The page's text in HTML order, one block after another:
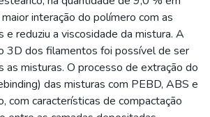
interação do polímero com as
e reduziu a viscosidade da mistura. A
3D dos filamentos foi possível de ser
as misturas. O processo de extração do
das misturas com PEBD, ABS e
com características de compactação